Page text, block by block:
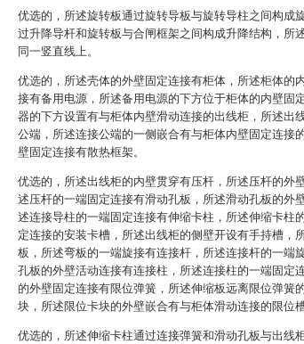
优选的，所述旋转板通过旋转导板与旋转导柱之间构成
过升降导杆和旋转板与合闸框架之间构成升降结构，所
同一竖直线上。
优选的，所述壳体的外壁固定连接有柜体，所述柜体的
接有备用电源，所述备用电源的下方位于柜体的内壁固
器的下方设置有与柜体内壁滑动连接的出线柜，所述出
公端，所述连接公端的一侧嵌合有与柜体内壁固定连接
壁固定连接有散热框架。
优选的，所述出线柜的内壁贯穿有压杆，所述压杆的外
述压杆的一端固定连接有滑动孔板，所述滑动孔板的外
述连接导柱的一端固定连接有伸缩卡柱，所述伸缩卡柱
定连接的安装卡槽，所述出线柜的侧壁开设有手持槽，
板，所述弯板的一端旋接有连接杆，所述连接杆的一端
孔板的外壁活动连接有连接柱，所述连接柱的一端固定
的外壁固定连接有限位弹簧，所述伸缩板远离限位弹簧
块，所述限位卡块的外壁嵌合有与柜体滑动连接的限位槽
优选的，所述伸缩卡柱通过连接弹簧和滑动孔板与出线